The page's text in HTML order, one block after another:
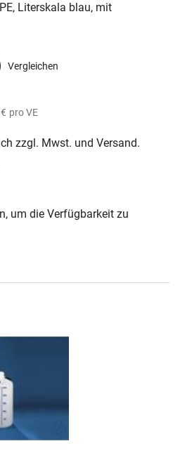
Literskala blau, mit
Vergleichen
pro VE
zzgl. Mwst. und Versand.
um die Verfügbarkeit zu